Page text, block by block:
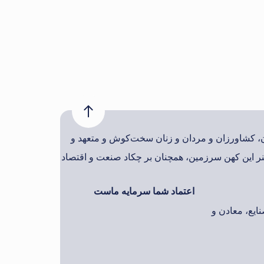
کشاورزان و مردان و زنان سخت‌کوش و متعهد و
کهن سرزمین، همچنان بر چکاد صنعت و اقتصاد
معادن و
اعتماد شما سرمایه ماست